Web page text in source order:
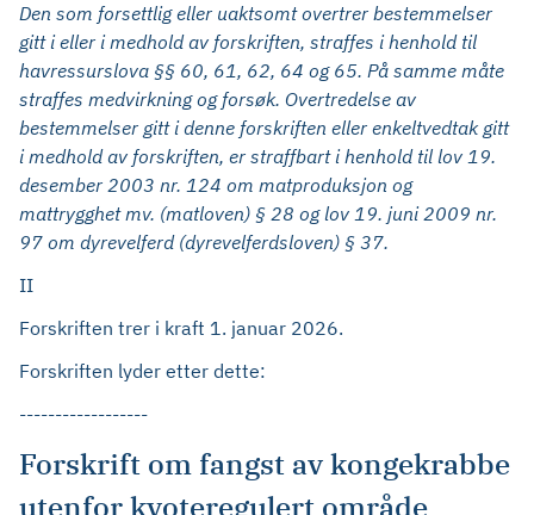
Den som forsettlig eller uaktsomt overtrer bestemmelser
gitt i eller i medhold av forskriften, straffes i henhold til
havressurslova §§ 60, 61, 62, 64 og 65. På samme måte
straffes medvirkning og forsøk. Overtredelse av
bestemmelser gitt i denne forskriften eller enkeltvedtak gitt
i medhold av forskriften, er straffbart i henhold til lov 19.
desember 2003 nr. 124 om matproduksjon og
mattrygghet mv. (matloven) § 28 og lov 19. juni 2009 nr.
97 om dyrevelferd (dyrevelferdsloven) § 37.
II
Forskriften trer i kraft 1. januar 2026.
Forskriften lyder etter dette:
------------------
Forskrift om fangst av kongekrabbe
utenfor kvoteregulert område